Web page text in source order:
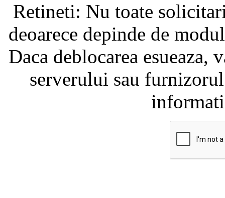
Retineti: Nu toate
deoarece depinde de
Daca deblocarea
serverului sau